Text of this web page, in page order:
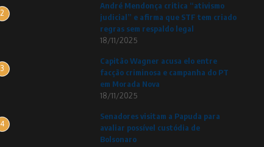
2
André Mendonça critica “ativismo
judicial” e afirma que STF tem criado
regras sem respaldo legal
18/11/2025
3
Capitão Wagner acusa elo entre
facção criminosa e campanha do PT
em Morada Nova
18/11/2025
4
Senadores visitam a Papuda para
avaliar possível custódia de
Bolsonaro